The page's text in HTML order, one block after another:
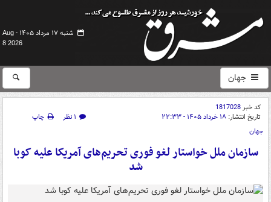
شنبه ۱۷ مرداد ۱۴۰۵ -
Aug
8 2026
جهان
کد خبر1817028
تاریخ انتشار: ۱۸ خرداد ۱۴۰۵ - ۲۲:۳۳ ۱ نظر
چاپ
جهان
سازمان ملل خواستار لغو فوری تحریم‌های آمریکا علیه کوبا
شد